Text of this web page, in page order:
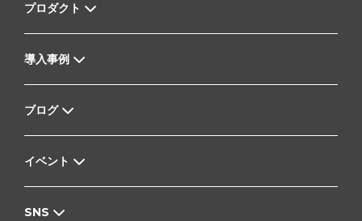
プロダクト
導入事例
ブログ
イベント
SNS